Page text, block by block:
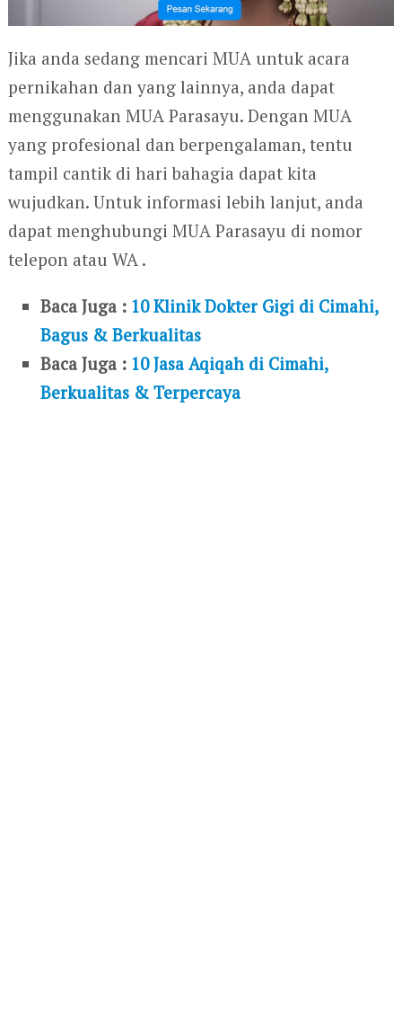
Jika anda sedang mencari MUA untuk acara
pernikahan dan yang lainnya, anda dapat
menggunakan MUA Parasayu. Dengan MUA
yang profesional dan berpengalaman, tentu
tampil cantik di hari bahagia dapat kita
wujudkan. Untuk informasi lebih lanjut, anda
dapat menghubungi MUA Parasayu di nomor
telepon atau WA .
Baca Juga : 10 Klinik Dokter Gigi di Cimahi,
Bagus & Berkualitas
Baca Juga : 10 Jasa Aqiqah di Cimahi,
Berkualitas & Terpercaya